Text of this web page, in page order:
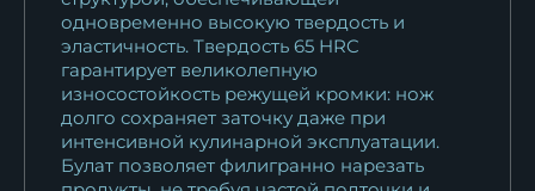
одновременно высокую твердость и
эластичность. Твердость 65 HRC
гарантирует великолепную
износостойкость режущей кромки: нож
долго сохраняет заточку даже при
интенсивной кулинарной эксплуатации.
Булат позволяет филигранно нарезать